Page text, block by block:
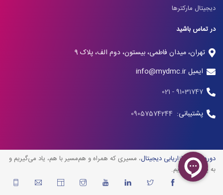
دیجیتال مارکترها
در تماس باشید
تهران، میدان فاطمی، بیستون، دوم الف، پلاک 9
ایمیل info@mydmc.ir
91031747 - 021
پشتیبانی:
دوره آنلاین بازاریابی دیجیتال، مسیری که همراه و هم‌مسیر با هم، یاد می‌گیریم و
به پیش می‌رویم.